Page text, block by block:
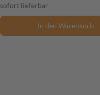
sofort lieferbar
In den Warenkorb